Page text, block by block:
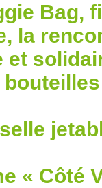
Bag,
la
et
« Côté